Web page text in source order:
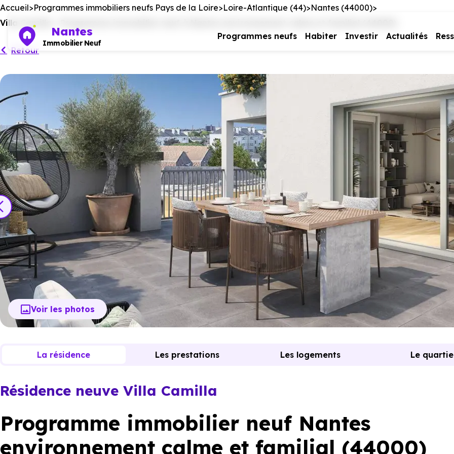
Nantes
Immobilier Neuf
Programmes neufs Habiter Investir Actualités
Accueil Programmes immobiliers neufs Pays de la Loire Loire-Atlantique (44) Nantes (44000)
Villa Camilla - Programme immobilier neuf à Nantes environnement calme et familial (44000)
Retour
Voir les photos
Résidence neuve Villa Camilla
Programme immobilier neuf Nantes
environnement calme et familial (44000)
La résidence Les prestations Les logements Le